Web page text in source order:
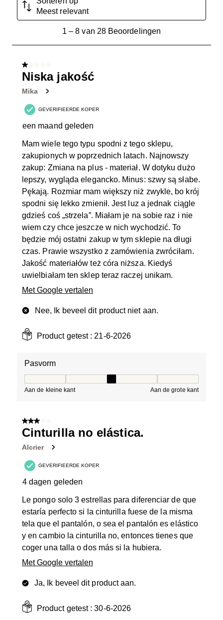
Meest relevant
van
Beoordelingen.
1 – 8 van 28 Beoordelingen
1 van 5 sterren.
Niska jakość
Mika
GEVERIFIEERDE KOPER
een maand geleden
Mam wiele tego typu spodni z tego sklepu,
zakupionych w poprzednich latach. Najnowszy
zakup: Zmiana na plus - materiał. W dotyku dużo
lepszy, wygląda elegancko. Minus: szwy są słabe.
Pękają. Rozmiar mam większy niż zwykle, bo krój
spodni się lekko zmienił. Jest luz a jednak ciągle
gdzieś coś „strzela”. Miałam je na sobie raz i nie
wiem czy chce jeszcze w nich wychodzić. To
będzie mój ostatni zakup w tym sklepie na długi
czas. Prawie wszystko z zamówienia zwróciłam.
Jakość materiałów też córa niższa. Kiedyś
uwielbiałam ten sklep teraz raczej unikam.
Met Google vertalen
Nee, Ik beveel dit product niet aan.
Product getest :21-6-2026
Pasvorm
Aan de kleine kant Aan de grote kant
3 van 5 sterren.
Cinturilla no elástica.
Alcrier
GEVERIFIEERDE KOPER
4 dagen geleden
Le pongo solo 3 estrellas para diferenciar de que
estaría perfecto si la cinturilla fuese de la misma
tela que el pantalón, o sea el pantalón es elástico
y en cambio la cinturilla no, entonces tienes que
coger una talla o dos más si la hubiera.
Met Google vertalen
Ja, Ik beveel dit product aan.
Product getest :30-6-2026